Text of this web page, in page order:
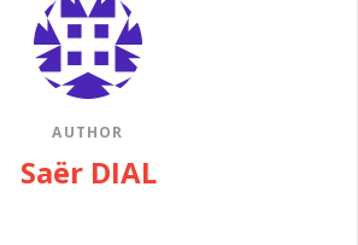
AUTHOR
Saër DIAL